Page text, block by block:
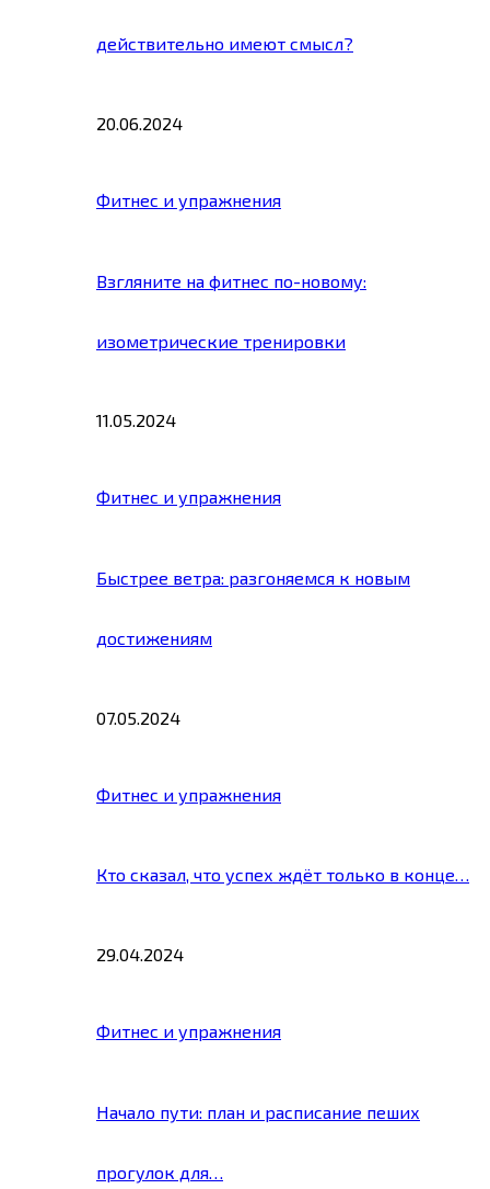
действительно имеют смысл?
20.06.2024
Фитнес и упражнения
Взгляните на фитнес по-новому:
изометрические тренировки
11.05.2024
Фитнес и упражнения
Быстрее ветра: разгоняемся к новым
достижениям
07.05.2024
Фитнес и упражнения
Кто сказал, что успех ждёт только в конце…
29.04.2024
Фитнес и упражнения
Начало пути: план и расписание пеших
прогулок для…